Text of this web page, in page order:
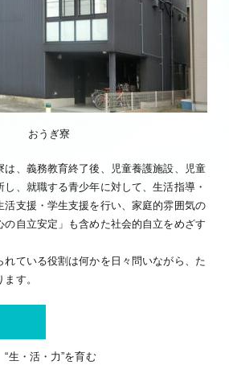
おうぎ寮
は、義務教育終了後、児童養護施設、児童
、就職する青少年に対して、生活指導・
活支援・学生支援を行い、家庭的雰囲気の
の自立安定」も含めた社会的自立をめざす
れている役割は何かを日々問いながら、た
す。
生・活・力”を育む